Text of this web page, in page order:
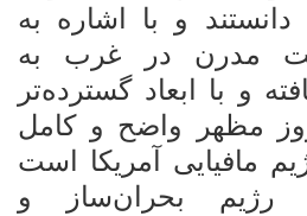
دانستند و با اشاره به
مدرن در غرب به
و با ابعاد گسترده‌تر
مظهر واضح و کامل
مافیایی آمریکا است
بحران‌ساز و